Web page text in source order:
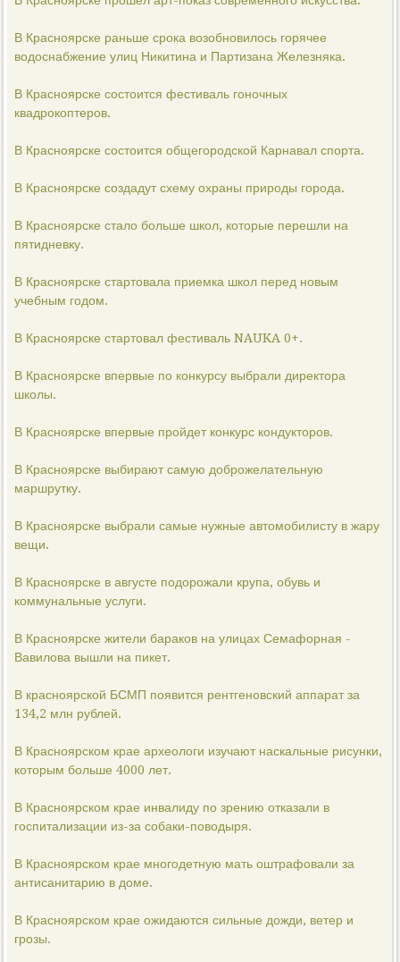
В Красноярске раньше срока возобновилось горячее
водоснабжение улиц Никитина и Партизана Железняка.
В Красноярске состоится фестиваль гоночных
квадрокоптеров.
В Красноярске состоится общегородской Карнавал спорта.
В Красноярске создадут схему охраны природы города.
В Красноярске стало больше школ, которые перешли на
пятидневку.
В Красноярске стартовала приемка школ перед новым
учебным годом.
В Красноярске стартовал фестиваль NAUKA 0+.
В Красноярске впервые по конкурсу выбрали директора
школы.
В Красноярске впервые пройдет конкурс кондукторов.
В Красноярске выбирают самую доброжелательную
маршрутку.
В Красноярске выбрали самые нужные автомобилисту в жару
вещи.
В Красноярске в августе подорожали крупа, обувь и
коммунальные услуги.
В Красноярске жители бараков на улицах Семафорная -
Вавилова вышли на пикет.
В красноярской БСМП появится рентгеновский аппарат за
134,2 млн рублей.
В Красноярском крае археологи изучают наскальные рисунки,
которым больше 4000 лет.
В Красноярском крае инвалиду по зрению отказали в
госпитализации из-за собаки-поводыря.
В Красноярском крае многодетную мать оштрафовали за
антисанитарию в доме.
В Красноярском крае ожидаются сильные дожди, ветер и
грозы.